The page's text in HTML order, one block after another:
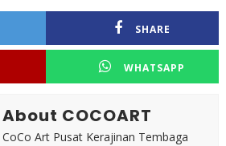
SHARE
WHATSAPP
About COCOART
CoCo Art Pusat Kerajinan Tembaga